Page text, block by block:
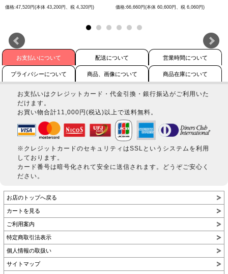
価格:47,520円(本体 43,200円、税 4,320円) 価格:66,660円(本体 60,600円、税 6,060円)
お支払いについて 配送について 営業時間について
プライバシーについて 商品、画像について 商品在庫について
お支払いはクレジットカード・代金引換・銀行振込がご利用いた
だけます。
お買い物合計11,000円(税込)以上で送料無料。
※クレジットカードのセキュリティはSSLというシステムを利用
しております。
カード番号は暗号化されて安全に送信されます。どうぞご安心く
ださい。
お店のトップへ戻る
カートを見る
ご利用案内
特定商取引法表示
個人情報の取扱い
サイトマップ